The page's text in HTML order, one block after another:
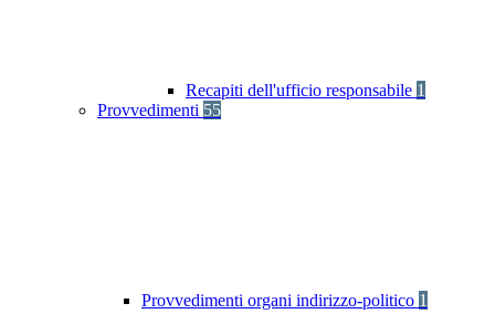
Recapiti dell'ufficio responsabile 1
Provvedimenti 55
Provvedimenti organi indirizzo-politico 1